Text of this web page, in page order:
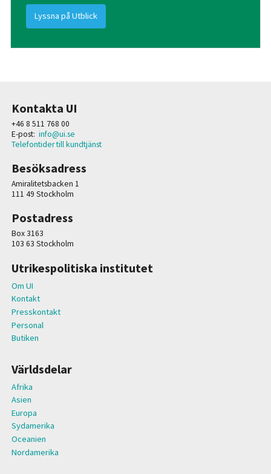
Lyssna på Utblick
Kontakta UI
+46 8 511 768 00
E-post: info@ui.se
Telefontider till kundtjänst
Besöksadress
Amiralitetsbacken 1
111 49 Stockholm
Postadress
Box 3163
103 63 Stockholm
Utrikespolitiska institutet
Om UI
Kontakt
Presskontakt
Personal
Butiken
Världsdelar
Afrika
Asien
Europa
Sydamerika
Oceanien
Nordamerika